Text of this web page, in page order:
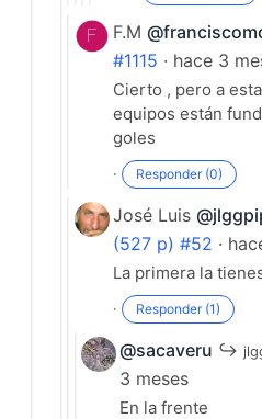
F.M
#1115 · hace 3
Cierto , pero a
equipos están
goles
· Responder (0)
José Luis
(527 p) #52 ·
La primera la
· Responder (1)
@sacaveru ↪
3 meses
En la frente